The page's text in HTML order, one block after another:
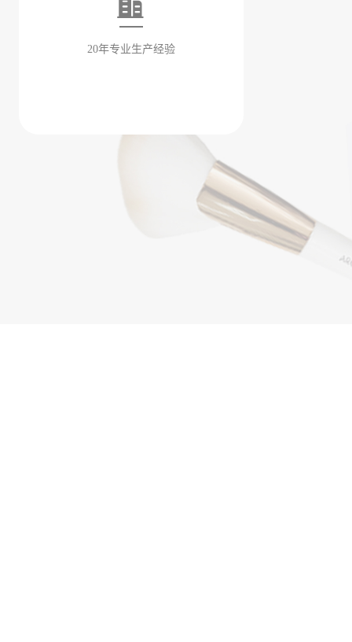
20年专业生产经验